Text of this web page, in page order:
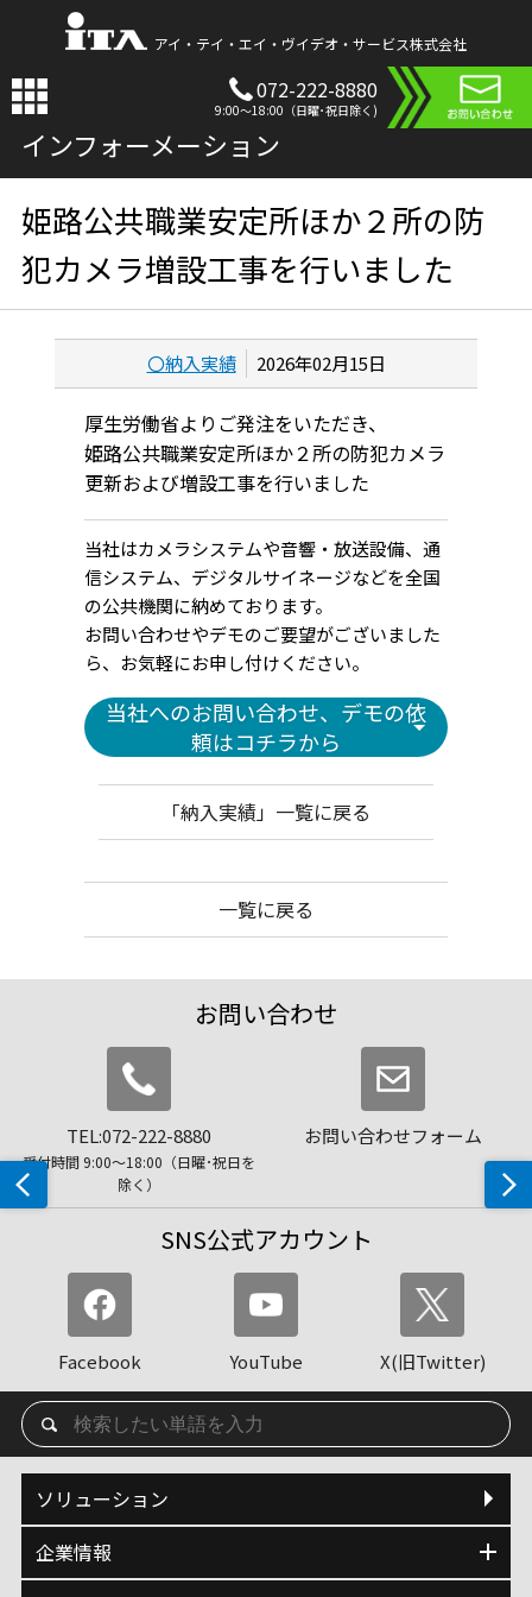
アイ・テイ・エイ・ヴイデオ・サービス株式会社
072-222-8880
9:00〜18:00（日曜･祝日除く)
インフォーメーション
姫路公共職業安定所ほか２所の防
犯カメラ増設工事を行いました
〇納入実績 2026年02月15日
厚生労働省よりご発注をいただき、
姫路公共職業安定所ほか２所の防犯カメラ
更新および増設工事を行いました
当社はカメラシステムや音響・放送設備、通
信システム、デジタルサイネージなどを全国
の公共機関に納めております。
お問い合わせやデモのご要望がございました
ら、お気軽にお申し付けください。
当社へのお問い合わせ、デモの依
頼はコチラから
「納入実績」一覧に戻る
一覧に戻る
お問い合わせ
TEL:072-222-8880
受付時間 9:00〜18:00（日曜･祝日を
除く）
お問い合わせフォーム
SNS公式アカウント
Facebook YouTube X(旧Twitter)
ソリューション
企業情報